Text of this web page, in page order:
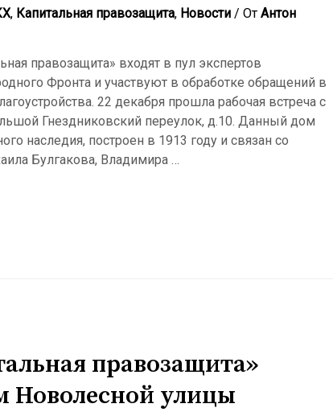
, Капитальная правозащита, Новости/ От Антон
правозащита» входят в пул экспертов
Фронта и участвуют в обработке обращений в
22 декабря прошла рабочая встреча с
Гнездниковский переулок, д.10. Данный дом
наследия, построен в 1913 году и связан со
Булгакова, Владимира …
правозащита»
Новолесной улицы